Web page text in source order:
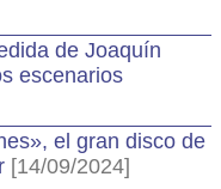
de Joaquín
escenarios
el gran disco de
[14/09/2024]